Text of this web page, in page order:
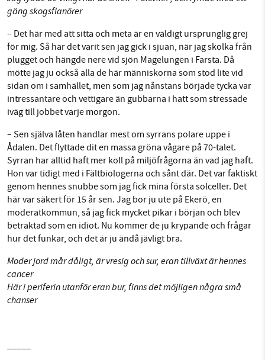
gäng skogsflanörer
– Det här med att sitta och meta är en väldigt ursprunglig grej
för mig. Så har det varit sen jag gick i sjuan, när jag skolka från
plugget och hängde nere vid sjön Magelungen i Farsta. Då
mötte jag ju också alla de här människorna som stod lite vid
sidan om i samhället, men som jag nånstans började tycka var
intressantare och vettigare än gubbarna i hatt som stressade
iväg till jobbet varje morgon.
– Sen själva låten handlar mest om syrrans polare uppe i
Ådalen. Det flyttade dit en massa gröna vågare på 70-talet.
Syrran har alltid haft mer koll på miljöfrågorna än vad jag haft.
Hon var tidigt med i Fältbiologerna och sånt där. Det var faktiskt
genom hennes snubbe som jag fick mina första solceller. Det
här var säkert för 15 år sen. Jag bor ju ute på Ekerö, en
moderatkommun, så jag fick mycket pikar i början och blev
betraktad som en idiot. Nu kommer de ju krypande och frågar
hur det funkar, och det är ju ändå jävligt bra.
Moder jord mår dåligt, är vresig och sur, eran tillväxt är hennes
cancer
Här i periferin utanför eran bur, finns det möjligen några små
chanser